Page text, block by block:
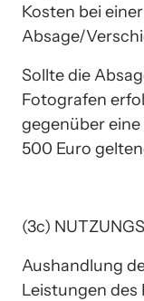
Kosten bei
Absage/
Sollte die
Fotografen
gegenüber
500 Euro
(3c)
Aushandlung
Leistungen des